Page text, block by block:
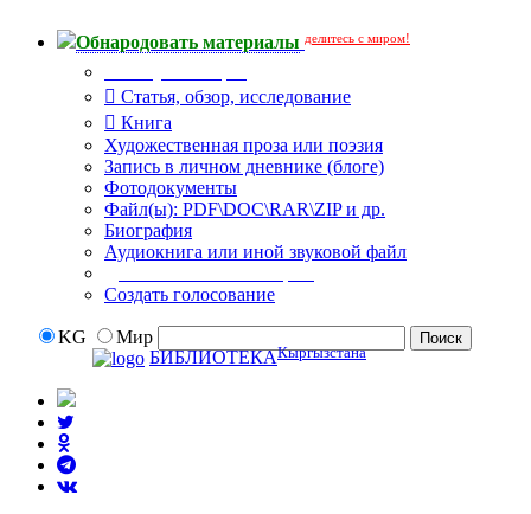
Обнародовать материалы делитесь с миром!
Статья, обзор, исследование
Книга
Художественная проза или поэзия
Запись в личном дневнике (блоге)
Фотодокументы
Файл(ы): PDF\DOC\RAR\ZIP и др.
Биография
Аудиокнига или иной звуковой файл
Создать голосование
KG
Мир
БИБЛИОТЕКАКыргызстана